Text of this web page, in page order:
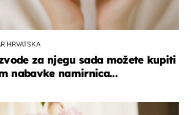
HRVATSKA
za njegu sada možete kupiti
nabavke namirnica...